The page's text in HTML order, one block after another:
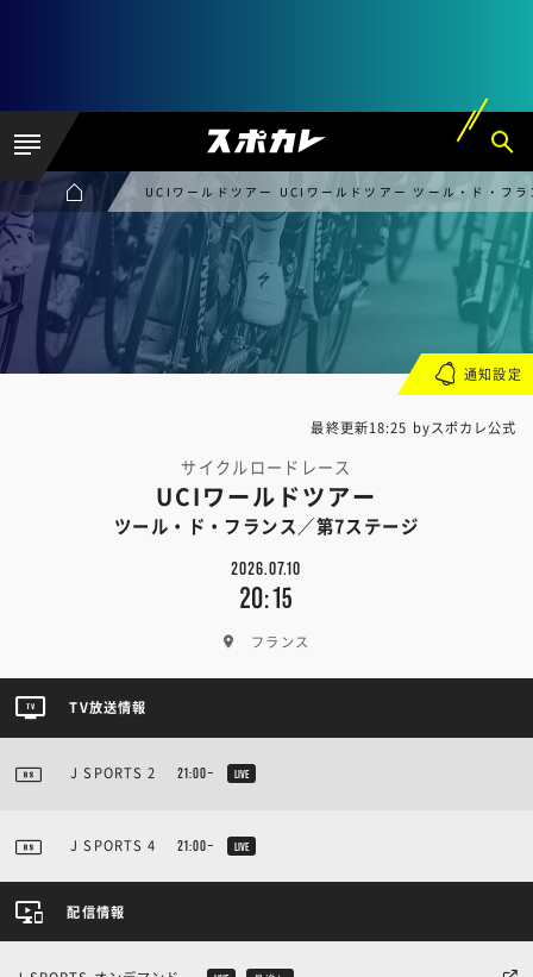
UCIワールドツアー UCIワールドツアー ツール・ド・フ
最終更新18:25 byスポカレ公式
サイクルロードレース
UCIワールドツアー
ツール・ド・フランス／第7ステージ
2026.07.10
20:15
フランス
通知設定
TV放送情報
J SPORTS 2 21:00~ LIVE
J SPORTS 4 21:00~ LIVE
配信情報